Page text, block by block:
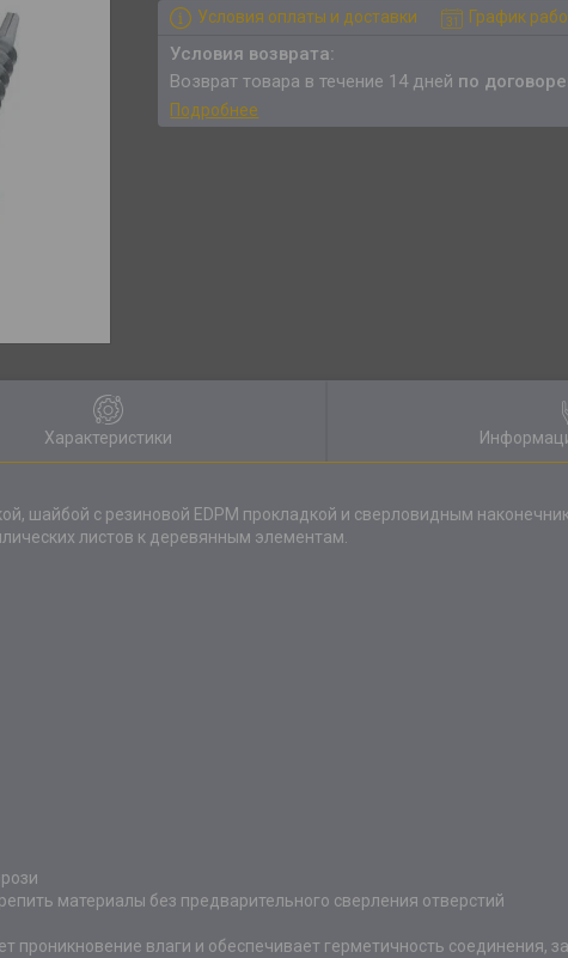
Условия оплаты и доставки График
возврат товара в течение 14 дней по
Подробнее
Характеристики
шайбой c резиновой EDPM прокладкой и сверловидным
листов к деревянным элементам.
материалы без предварительного сверления отверстий
проникновение влаги и обеспечивает герметичность соединения,